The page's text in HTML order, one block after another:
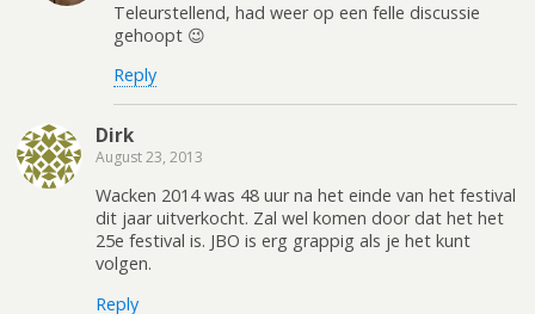
Teleurstellend, had weer op een felle discussie
gehoopt 😉
Reply
Dirk
August 23, 2013
Wacken 2014 was 48 uur na het einde van het festival
dit jaar uitverkocht. Zal wel komen door dat het het
25e festival is. JBO is erg grappig als je het kunt
volgen.
Reply